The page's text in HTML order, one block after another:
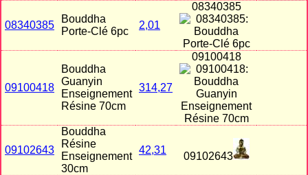
08340385
Bouddha
Porte-Clé 6pc
2,01
08340385
09100418
Bouddha
Guanyin
Enseignement
Résine 70cm
314,27
09100418
09102643
Bouddha
Résine
Enseignement
30cm
42,31
09102643